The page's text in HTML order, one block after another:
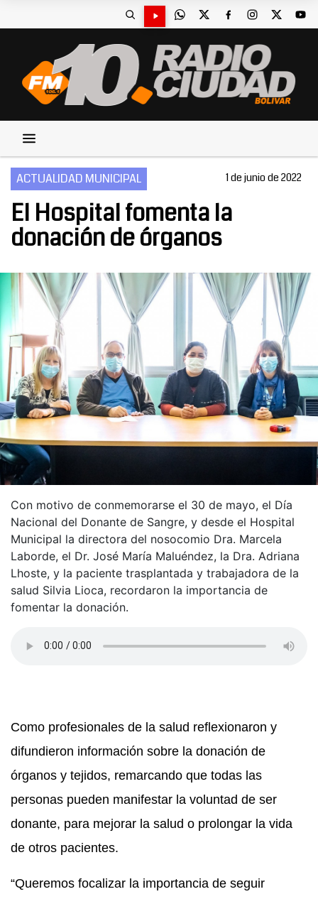
ACTUALIDAD MUNICIPAL 1 de junio de 2022
El Hospital fomenta la
donación de órganos
Con motivo de conmemorarse el 30 de mayo, el Día
Nacional del Donante de Sangre, y desde el Hospital
Municipal la directora del nosocomio Dra. Marcela
Laborde, el Dr. José María Maluéndez, la Dra. Adriana
Lhoste, y la paciente trasplantada y trabajadora de la
salud Silvia Lioca, recordaron la importancia de
fomentar la donación.
Como profesionales de la salud reflexionaron y
difundieron información sobre la donación de
órganos y tejidos, remarcando que todas las
personas pueden manifestar la voluntad de ser
donante, para mejorar la salud o prolongar la vida
de otros pacientes.
“Queremos focalizar la importancia de seguir